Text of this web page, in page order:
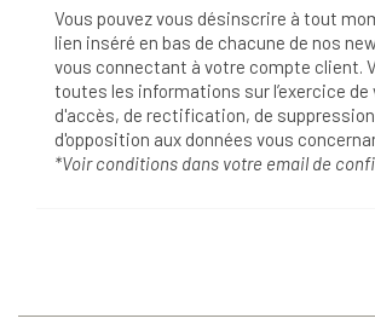
Vous pouvez vous désinscrire à tout
lien inséré en bas de chacune de nos
vous connectant à votre compte client.
toutes les informations sur l’exercice
d'accès, de rectification, de
d'opposition aux données vous
*Voir conditions dans votre email de